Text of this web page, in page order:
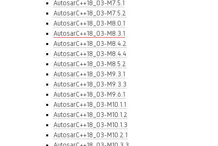
AutosarC++18_03-M7.5.1
AutosarC++18_03-M7.5.2
AutosarC++18_03-M8.0.1
AutosarC++18_03-M8.3.1
AutosarC++18_03-M8.4.2
AutosarC++18_03-M8.4.4
AutosarC++18_03-M8.5.2
AutosarC++18_03-M9.3.1
AutosarC++18_03-M9.3.3
AutosarC++18_03-M9.6.1
AutosarC++18_03-M10.1.1
AutosarC++18_03-M10.1.2
AutosarC++18_03-M10.1.3
AutosarC++18_03-M10.2.1